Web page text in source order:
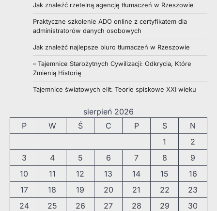
Jak znaleźć rzetelną agencję tłumaczeń w Rzeszowie
Praktyczne szkolenie ADO online z certyfikatem dla
administratorów danych osobowych
Jak znaleźć najlepsze biuro tłumaczeń w Rzeszowie
– Tajemnice Starożytnych Cywilizacji: Odkrycia, Które
Zmienią Historię
Tajemnice światowych elit: Teorie spiskowe XXI wieku
sierpień 2026
P
W Ś C P S
N
1
2
3
4 5 6 7 8
9
10
11 12 13 14 15
16
17
18 19 20 21 22
23
24
25 26 27 28 29
30